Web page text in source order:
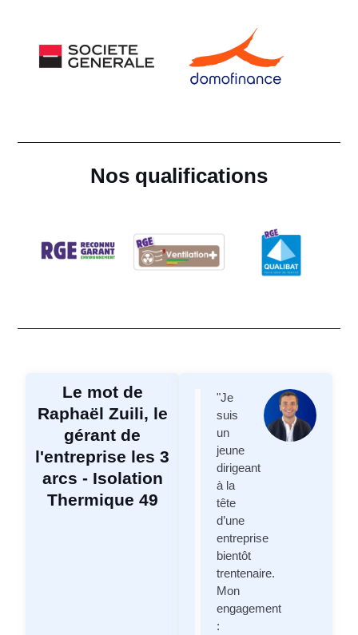
Nos qualifications
Le mot de
Raphaël Zuili, le
gérant de
l'entreprise les 3
arcs - Isolation
Thermique 49
"Je
suis
un
jeune
dirigeant
à la
tête
d’une
entreprise
bientôt
trentenaire.
Mon
engagement
: